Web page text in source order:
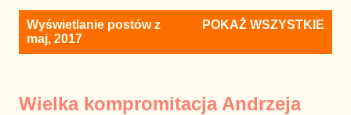
Wyświetlanie postów z
maj, 2017
POKAŻ WSZYSTKIE
Wielka kompromitacja Andrzeja